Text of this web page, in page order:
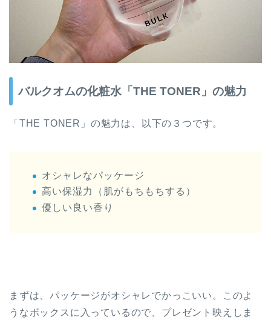
バルクオムの化粧水「THE TONER」の魅力
「THE TONER」の魅力は、以下の３つです。
オシャレなパッケージ
高い保湿力（肌がもちもちする）
優しい良い香り
まずは、パッケージがオシャレでかっこいい。このよ
うなボックスに入っているので、プレゼント映えしま